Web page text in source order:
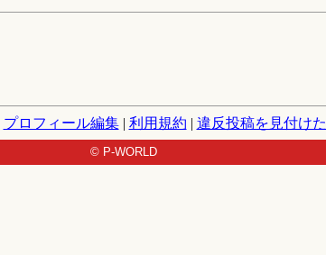
プロフィール編集| 利用規約 | 違反投稿を見付け
© P-WORLD